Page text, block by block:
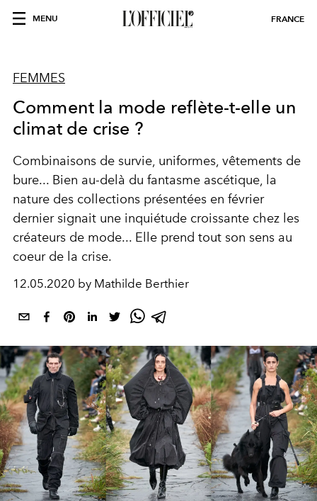
MENU FRANCE
FEMMES
Comment la mode reflète-t-elle un
climat de crise ?
Combinaisons de survie, uniformes, vêtements de
bure... Bien au-delà du fantasme ascétique, la
nature des collections présentées en février
dernier signait une inquiétude croissante chez les
créateurs de mode... Elle prend tout son sens au
coeur de la crise.
12.05.2020 by Mathilde Berthier